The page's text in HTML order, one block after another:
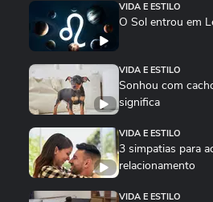
VIDA E ESTILO
O Sol entrou em
VIDA E ESTILO
Sonhou com
significa
VIDA E ESTILO
3 simpatias para
relacionamento
VIDA E ESTILO